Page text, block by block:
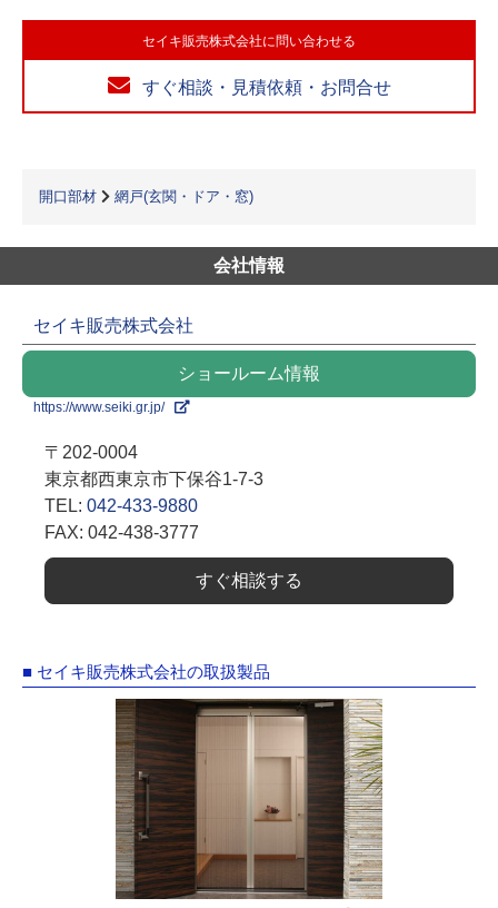
セイキ販売株式会社に問い合わせる
すぐ相談・見積依頼・お問合せ
開口部材 網戸(玄関・ドア・窓)
会社情報
セイキ販売株式会社
ショールーム情報
https://www.seiki.gr.jp/
〒202-0004
東京都西東京市下保谷1-7-3
TEL: 042-433-9880
FAX: 042-438-3777
すぐ相談する
■ セイキ販売株式会社の取扱製品